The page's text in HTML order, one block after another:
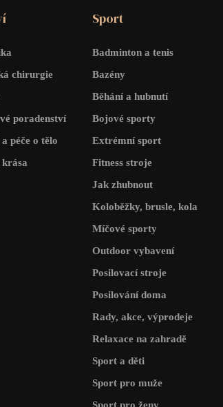
chirurgie
poradenství
péče o tělo
krása
Sport
Badminton a tenis
Bazény
Běhání a hubnutí
Bojové sporty
Extrémní sport
Fitness stroje
Jak zhubnout
Koloběžky, brusle, kola
Míčové sporty
Outdoor vybavení
Posilovací stroje
Posilování doma
Rady, akce, výprodeje
Relaxace na zahradě
Sport a děti
Sport pro muže